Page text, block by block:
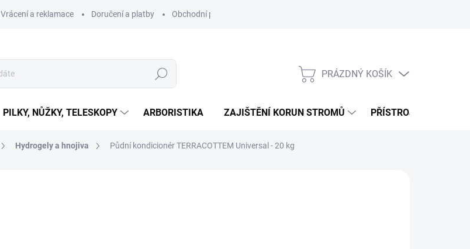
Vrácení a reklamace Doručení a platby Obchodní podmínky
Hledat
NÁKUPNÍ
PRÁZDNÝ KOŠÍK
PILKY, NŮŽKY, TELESKOPY ARBORISTIKA ZAJIŠTĚNÍ KORUN STROMŮ PŘÍSTROJE
Hydrogely a hnojiva Půdní kondicionér TERRACOTTEM Universal - 20 kg